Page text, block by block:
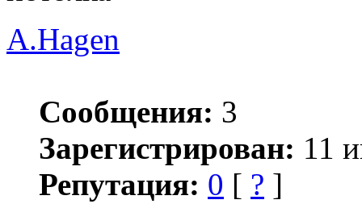
A.Hagen
Сообщения: 3
Зарегистрирован: 11
Репутация: 0 [ ? ]